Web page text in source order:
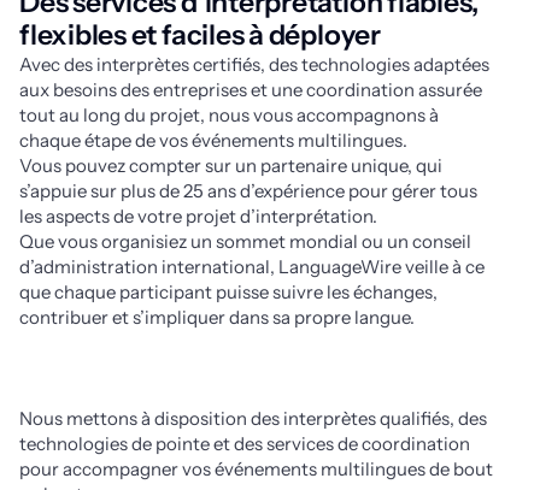
flexibles et faciles à déployer
Avec des interprètes certifiés, des technologies adaptées
aux besoins des entreprises et une coordination assurée
tout au long du projet, nous vous accompagnons à
chaque étape de vos événements multilingues.
Vous pouvez compter sur un partenaire unique, qui
s’appuie sur plus de 25 ans d’expérience pour gérer tous
les aspects de votre projet d’interprétation.
Que vous organisiez un sommet mondial ou un conseil
d’administration international, LanguageWire veille à ce
que chaque participant puisse suivre les échanges,
contribuer et s’impliquer dans sa propre langue.
Nous mettons à disposition des interprètes qualifiés, des
technologies de pointe et des services de coordination
pour accompagner vos événements multilingues de bout